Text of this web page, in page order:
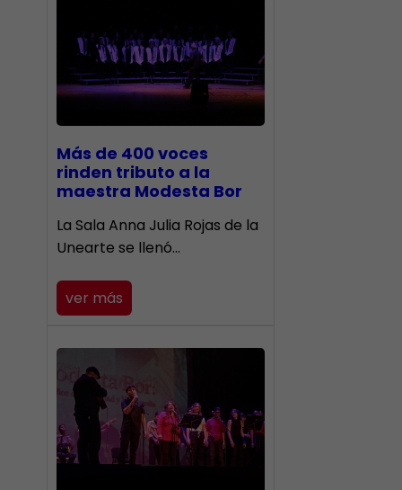
Más de 400 voces
rinden tributo a la
maestra Modesta Bor
​La Sala Anna Julia Rojas de la
Unearte se llenó…
ver más